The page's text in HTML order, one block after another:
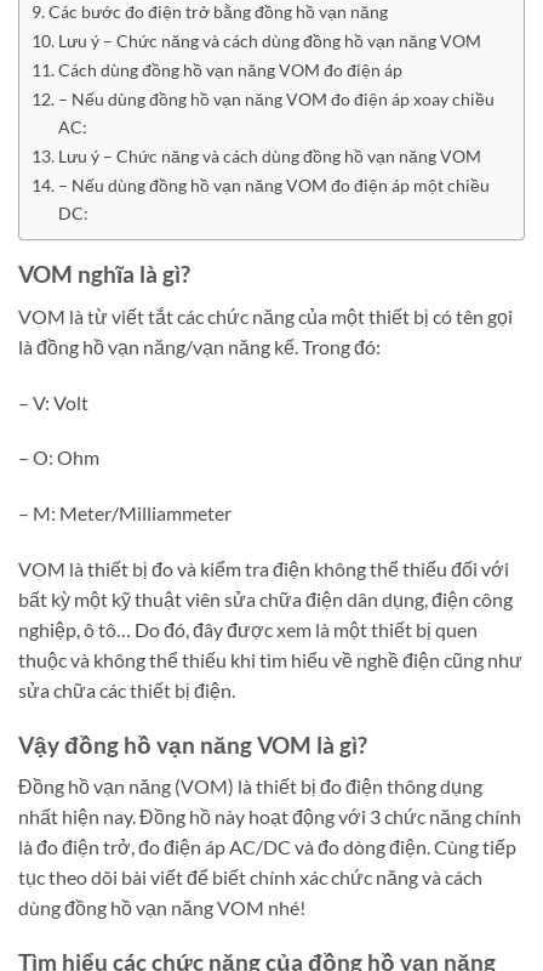
Các bước đo điện trở bằng đồng hồ vạn năng
Lưu ý – Chức năng và cách dùng đồng hồ vạn năng VOM
Cách dùng đồng hồ vạn năng VOM đo điện áp
– Nếu dùng đồng hồ vạn năng VOM đo điện áp xoay chiều
AC:
Lưu ý – Chức năng và cách dùng đồng hồ vạn năng VOM
– Nếu dùng đồng hồ vạn năng VOM đo điện áp một chiều
DC:
VOM nghĩa là gì?
VOM là từ viết tắt các chức năng của một thiết bị có tên gọi
là đồng hồ vạn năng/vạn năng kế. Trong đó:
– V: Volt
– O: Ohm
– M: Meter/Milliammeter
VOM là thiết bị đo và kiểm tra điện không thể thiếu đối với
bất kỳ một kỹ thuật viên sửa chữa điện dân dụng, điện công
nghiệp, ô tô… Do đó, đây được xem là một thiết bị quen
thuộc và không thể thiếu khi tìm hiểu về nghề điện cũng như
sửa chữa các thiết bị điện.
Vậy đồng hồ vạn năng VOM là gì?
Đồng hồ vạn năng (VOM) là thiết bị đo điện thông dụng
nhất hiện nay. Đồng hồ này hoạt động với 3 chức năng chính
là đo điện trở, đo điện áp AC/DC và đo dòng điện. Cùng tiếp
tục theo dõi bài viết để biết chính xác chức năng và cách
dùng đồng hồ vạn năng VOM nhé!
Tìm hiểu các chức năng của đồng hồ vạn năng